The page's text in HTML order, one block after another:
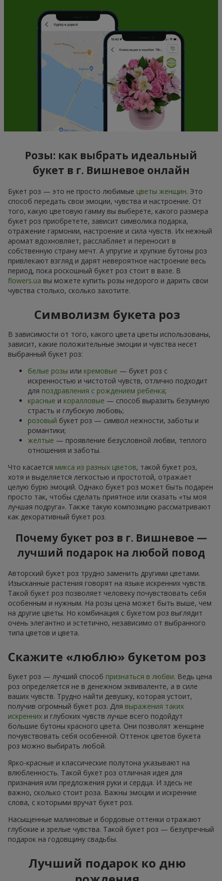
Розы: как выбрать идеальный
букет в г. Вишневое онлайн
Букет роз — это не просто любимые цветы женщин. Это
способ передать свои эмоции, чувства и настроение. От
того, какую цветовую гамму вы выберете, какого размера
букет роз приобретете, зависит символика подарка,
отражение гармонии, настроение и сила чувств. Их нежный
аромат вдохновляет, расслабляет и переносит в
собственную страну мечт. А упругие и хрупкие бутоны роз
привлекают взгляд и дарят невероятное настроение весь
период, пока роскошный букет роз стоит в вазе. В
flowers.ua вы можете купить розы недорого и дарить свои
чувства столько, сколько захотите.
Символизм букета роз
В зависимости от того, какого цвета цветы использованы,
зависит, какие положительные эмоции и чувства несет
выбранный букет роз:
белые розы или кремовые — букет роз с
искренностью и чистотой чувств, отлично подходит
для поздравления с рождением ребенка;
красные и коралловые — способ выразить безумную
страсть и глубокую любовь;
розовый букет роз — символ нежности, заботы и
романтики;
желтые — проявление безусловной любви, теплого
отношения и заботы.
Что касается микса из разных цветов, такой букет роз,
хотя и выделяется легкостью и простотой, отражает
целую бурю эмоций. Однако букет роз может быть подарен
просто так, чтобы сделать приятное или сказать «ты моя
лучшая подруга». Также такую композицию рассматривают
как декоративный букет роз.
Почему букет роз в г. Вишневое —
лучший подарок на любой повод
Авторский букет роз трудно заменить другими цветами.
Изысканные растения говорят на языке искренних чувств.
Такой букет роз позволяет человеку почувствовать себя
особенным и нужным. На розы цена может быть выше, чем
на другие цветы. Но комбинация с букетом роз выглядит
очень элегантно и эстетично, независимо от выбранного
типа цветов и цвета.
Скажите «люблю» букетом роз
Букет роз — лучший способ признаться в любви. Ведь цена
роз определяется не в денежном эквиваленте, а в силе
ваших чувств. Трудно найти девушку, которая устоит,
получив огромный букет роз. Для выражения таких
искренних и глубоких чувств лучше всего подойдут
большие бутоны красного цвета. Они позволят женщине
почувствовать себя особенной. Оттенок цветов букета
роз можно выбирать любой.
Ярко-красные и классические полутона указывают на
влюбленность. Такой букет роз отличная идея для
признания или предложения руки и сердца. И здесь не
важно, сколько стоит роза. Важны эмоции и искренние
слова, с которыми вручат букет роз.
Насыщенные малиновые и бордовые оттенки отражают
глубокие и зрелые чувства. Такой букет роз — безупречный
подарок на годовщину свадьбы.
Лучший подарок ко дню